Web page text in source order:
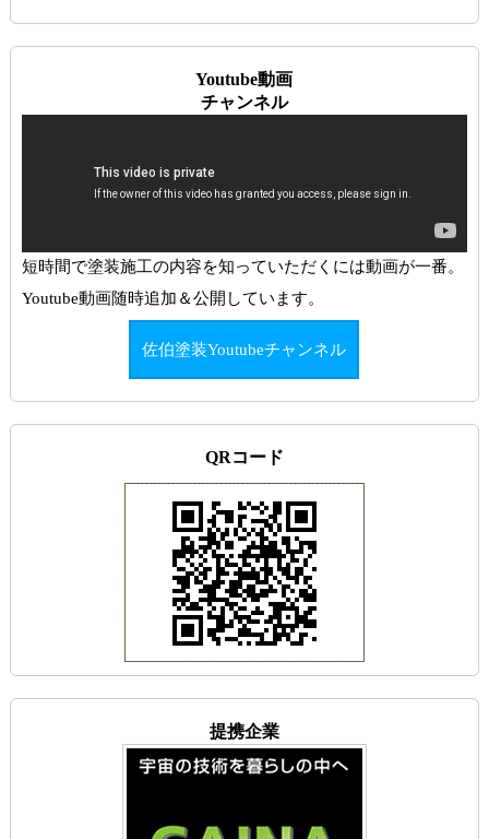
Youtube動画
チャンネル
短時間で塗装施工の内容を知っていただくには動画が一番。
Youtube動画随時追加＆公開しています。
佐伯塗装Youtubeチャンネル
QRコード
提携企業